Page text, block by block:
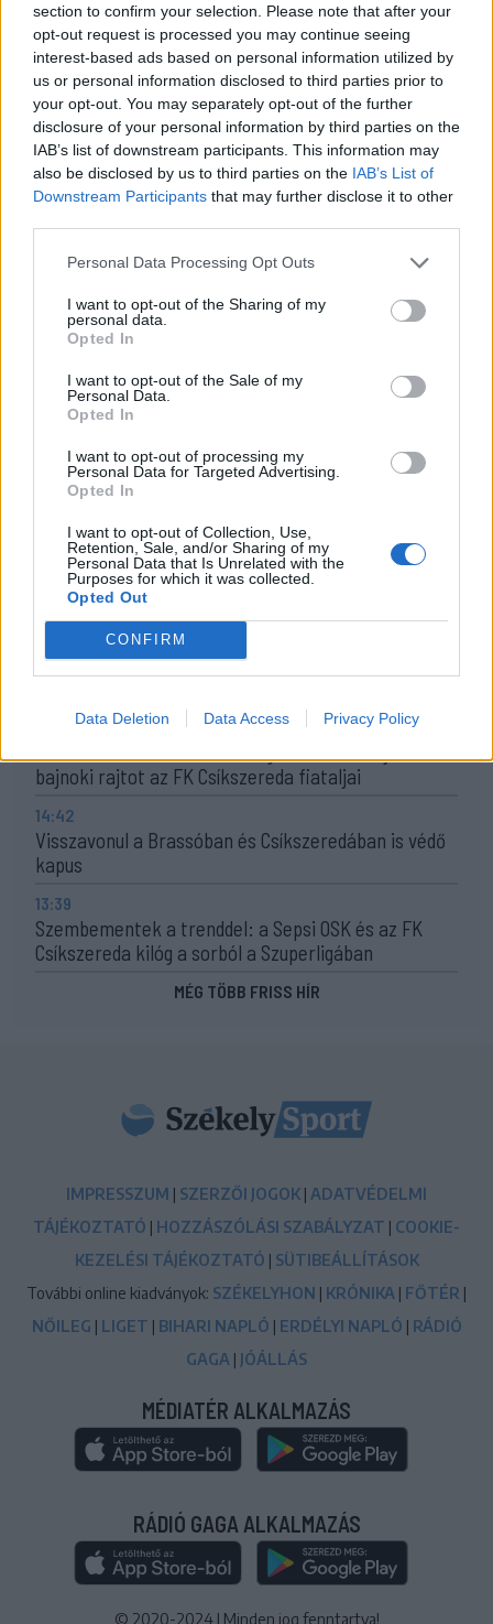
section to confirm your selection. Please note that after your
opt-out request is processed you may continue seeing
interest-based ads based on personal information utilized by
us or personal information disclosed to third parties prior to
your opt-out. You may separately opt-out of the further
disclosure of your personal information by third parties on the
IAB’s list of downstream participants. This information may
also be disclosed by us to third parties on the IAB’s List of
Downstream Participants that may further disclose it to other
Personal Data Processing Opt Outs
I want to opt-out of the Sharing of my
personal data.
Opted In
I want to opt-out of the Sale of my
Personal Data.
Opted In
I want to opt-out of processing my
Personal Data for Targeted Advertising.
Opted In
I want to opt-out of Collection, Use,
Retention, Sale, and/or Sharing of my
Personal Data that Is Unrelated with the
Purposes for which it was collected.
Opted Out
CONFIRM
Data Deletion Data Access Privacy Policy
Hat székelyföldi sportoló – a Csíki Csocsó Klub
versenyzői – képviselték Romániát a június 23–29.
között, Spanyolországban megrendezett asztalifoci-
világbajnokságon, ahol főleg az utánpótlás-
kategóriában emelkedtek ki a Hargita megyeiek.
Korábbi cikkek betöltése
24 ÓRA LEGOLVASOTTABB
23:30
Corbu bombagólja döntött, előnyből várja a
21:08
Drámai meccsen, a hosszabbításban búcsúzott a
kupától a Kézdivásárhelyi SE
20:34
a Román Kupában
19:55
Minden csapat visszaíratkozott, alig változik az
Udvarhely körzeti focibajnokság összetétele
19:16
bajnoki rajtot az FK Csíkszereda fiataljai
14:42
Visszavonul a Brassóban és Csíkszeredában is védő
kapus
13:39
Szembementek a trenddel: a Sepsi OSK és az FK
Csíkszereda kilóg a sorból a Szuperligában
MÉG TÖBB FRISS HÍR
IMPRESSZUM | SZERZŐI JOGOK | ADATVÉDELMI
TÁJÉKOZTATÓ | HOZZÁSZÓLÁSI SZABÁLYZAT | COOKIE-
KEZELÉSI TÁJÉKOZTATÓ | SÜTIBEÁLLÍTÁSOK
További online kiadványok: SZÉKELYHON | KRÓNIKA | FŐTÉR |
NŐILEG | LIGET | BIHARI NAPLÓ | ERDÉLYI NAPLÓ | RÁDIÓ
GAGA | JÓÁLLÁS
MÉDIATÉR ALKALMAZÁS
RÁDIÓ GAGA ALKALMAZÁS
© 2020-2024 | Minden jog fenntartva!